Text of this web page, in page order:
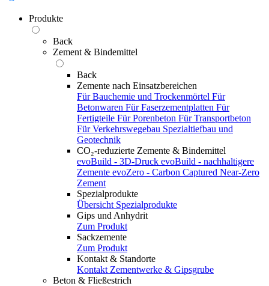
Produkte
Back
Zement & Bindemittel
Back
Zemente nach Einsatzbereichen
Für Bauchemie und Trockenmörtel Für
Betonwaren Für Faserzementplatten Für
Fertigteile Für Porenbeton Für Transportbeton
Für Verkehrswegebau Spezialtiefbau und
Geotechnik
CO₂-reduzierte Zemente & Bindemittel
evoBuild - 3D-Druck evoBuild - nachhaltigere
Zemente evoZero - Carbon Captured Near-Zero
Zement
Spezialprodukte
Übersicht Spezialprodukte
Gips und Anhydrit
Zum Produkt
Sackzemente
Zum Produkt
Kontakt & Standorte
Kontakt Zementwerke & Gipsgrube
Beton & Fließestrich